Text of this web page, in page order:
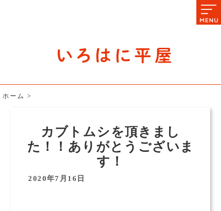
ホーム >
カブトムシを頂きまし
た！！ありがとうございま
す！
2020年7月16日